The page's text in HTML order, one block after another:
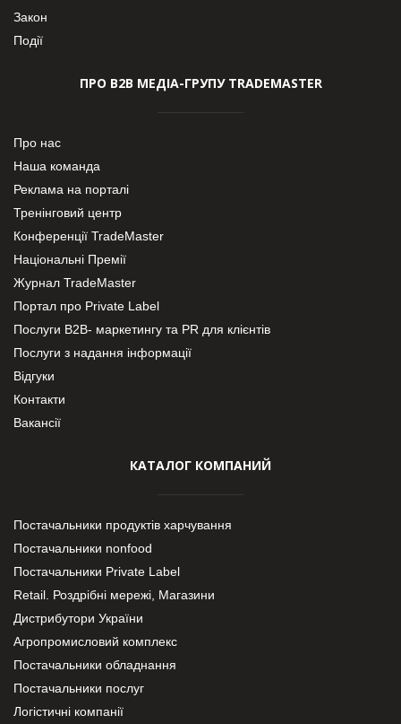
Закон
Події
ПРО В2В МЕДІА-ГРУПУ TRADEMASTER
Про нас
Наша команда
Реклама на порталі
Тренінговий центр
Конференції TradeMaster
Національні Премії
Журнал TradeMaster
Портал про Private Label
Послуги В2В- маркетингу та PR для клієнтів
Послуги з надання інформації
Відгуки
Контакти
Вакансії
КАТАЛОГ КОМПАНИЙ
Постачальники продуктів харчування
Постачальники nonfood
Постачальники Private Label
Retail. Роздрібні мережі, Магазини
Дистрибутори України
Агропромисловий комплекс
Постачальники обладнання
Постачальники послуг
Логістичні компанії